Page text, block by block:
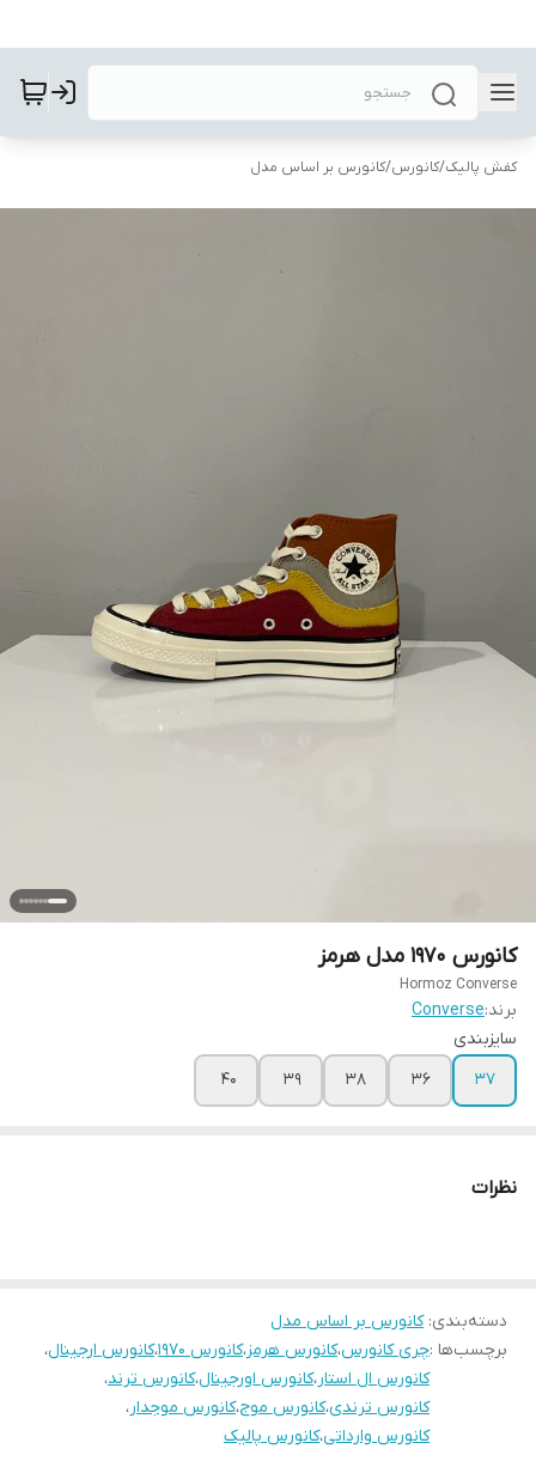
کفش پالیک/کانورس/کانورس بر اساس مدل
کانورس ۱۹۷۰ مدل هرمز
Hormoz Converse
برند:Converse
سایزبندی
۳۷
۳۶ ۳۸ ۳۹ ۴۰
نظرات
دسته‌بندی:کانورس بر اساس مدل
برچسب‌ها :چری کانورس،کانورس هرمز،کانورس ۱۹۷۰ ،کانورس ارجینال،
کانورس ال استار،کانورس اورجینال،کانورس ترند،
کانورس ترندی،کانورس موج،کانورس موجدار،
کانورس وارداتی،کانورس پالیک